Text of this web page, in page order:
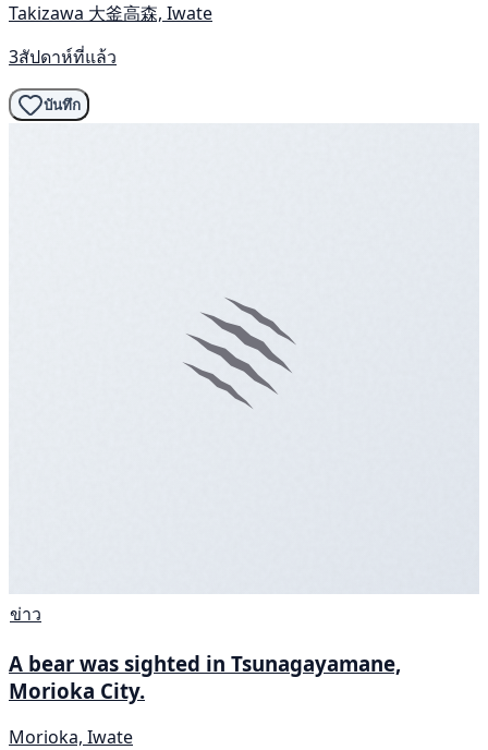
Takizawa 大釜高森, Iwate
3สัปดาห์ที่แล้ว
บันทึก
ข่าว
A bear was sighted in Tsunagayamane,
Morioka City.
Morioka, Iwate